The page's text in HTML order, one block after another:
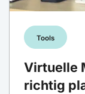
Tools
Virtuelle
richtig